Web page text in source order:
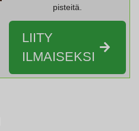
pisteitä.
LIITY
ILMAISEKSI